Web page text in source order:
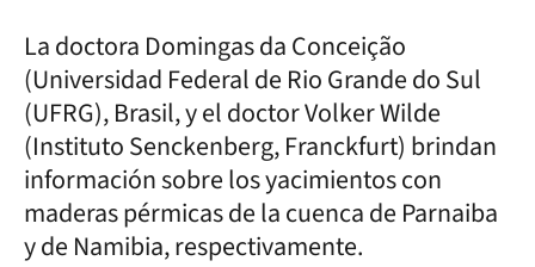
La doctora Domingas da Conceição
(Universidad Federal de Rio Grande do Sul
(UFRG), Brasil, y el doctor Volker Wilde
(Instituto Senckenberg, Franckfurt) brindan
información sobre los yacimientos con
maderas pérmicas de la cuenca de Parnaiba
y de Namibia, respectivamente.